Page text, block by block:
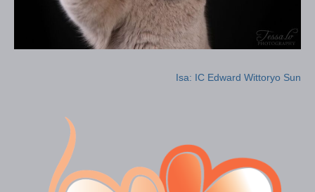
Isa: IC Edward Wittoryo Sun